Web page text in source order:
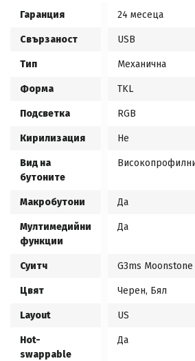
Гаранция 24 месеца
Свързаност USB
Тип Механична
Форма TKL
Подсветка RGB
Кирилизация Не
Вид на
бутоните
Макробутони Да
Мултимедийни
функции
Да
Суитч G3ms Moonstone
Цвят Черен, Бял
Layout US
Hot-
swappable
Да